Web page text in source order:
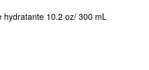
hydratante 10.2 oz/ 300 mL